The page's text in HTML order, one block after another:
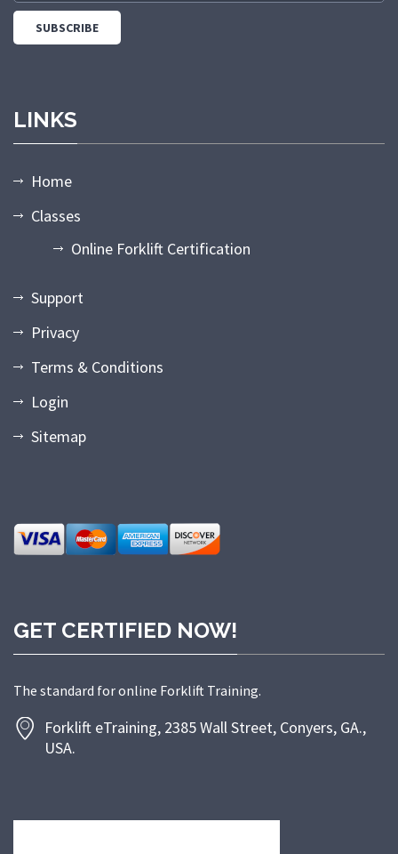
LINKS
Home
Classes
Online Forklift Certification
Support
Privacy
Terms & Conditions
Login
Sitemap
GET CERTIFIED NOW!
The standard for online Forklift Training.
Forklift eTraining, 2385 Wall Street, Conyers, GA.,
USA.